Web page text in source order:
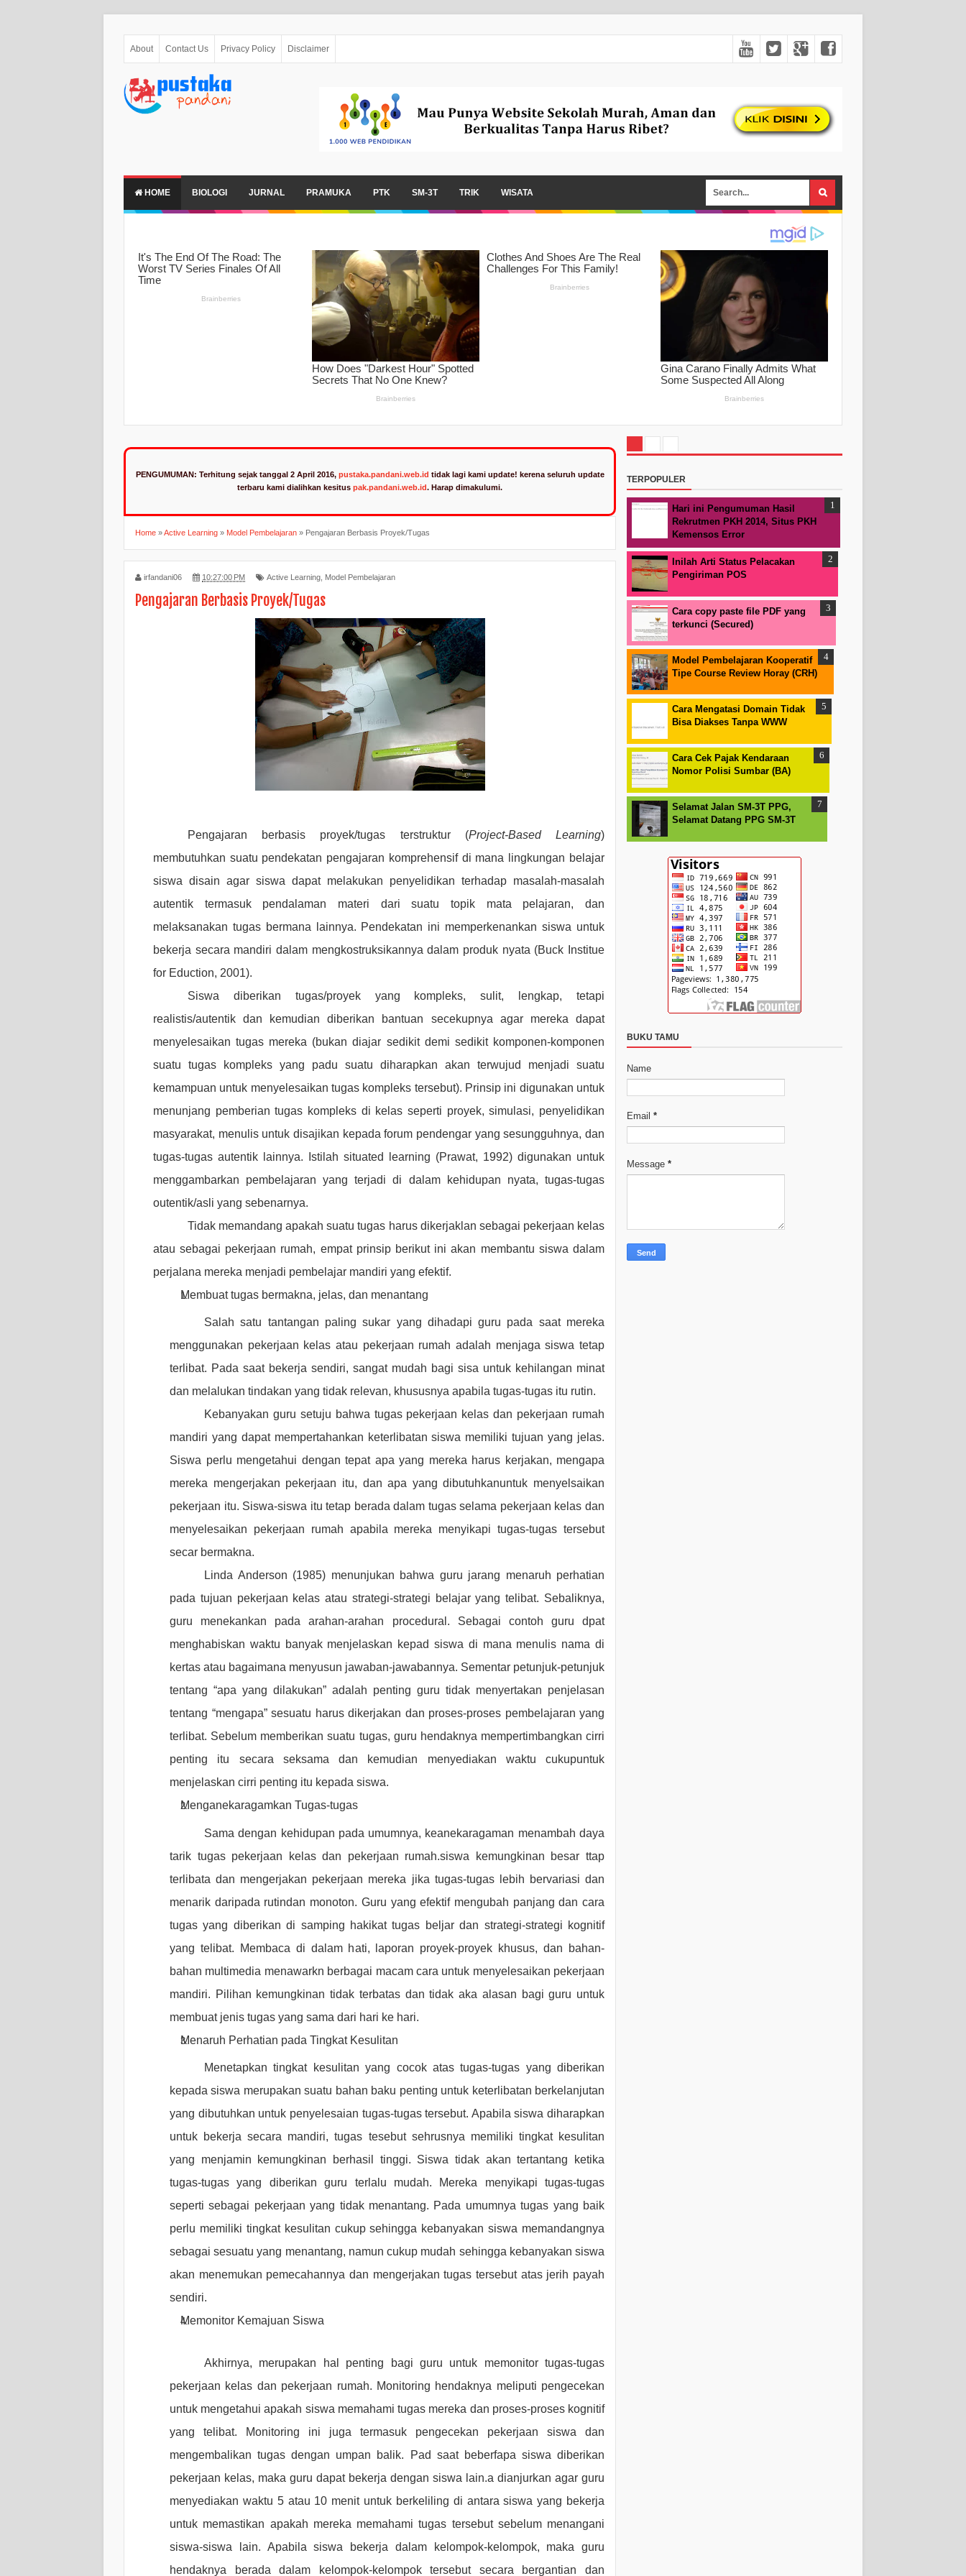
About Contact Us Privacy Policy Disclaimer
HOME BIOLOGI JURNAL PRAMUKA PTK SM-3T TRIK WISATA
PENGUMUMAN: Terhitung sejak tanggal 2 April 2016, pustaka.pandani.web.id tidak lagi kami update! kerena seluruh update
terbaru kami dialihkan kesitus pak.pandani.web.id. Harap dimakulumi.
Home »Active Learning » Model Pembelajaran » Pengajaran Berbasis Proyek/Tugas
irfandani06 10:27:00 PM Active Learning Model Pembelajaran
Pengajaran Berbasis Proyek/Tugas
Pengajaran berbasis proyek/tugas terstruktur (Project-Based Learning)
membutuhkan suatu pendekatan pengajaran komprehensif di mana lingkungan belajar
siswa disain agar siswa dapat melakukan penyelidikan terhadap masalah-masalah
autentik termasuk pendalaman materi dari suatu topik mata pelajaran, dan
melaksanakan tugas bermana lainnya. Pendekatan ini memperkenankan siswa untuk
bekerja secara mandiri dalam mengkostruksikannya dalam produk nyata (Buck Institue
for Eduction, 2001).
Siswa diberikan tugas/proyek yang kompleks, sulit, lengkap, tetapi
realistis/autentik dan kemudian diberikan bantuan secekupnya agar mereka dapat
menyelesaikan tugas mereka (bukan diajar sedikit demi sedikit komponen-komponen
suatu tugas kompleks yang padu suatu diharapkan akan terwujud menjadi suatu
kemampuan untuk menyelesaikan tugas kompleks tersebut). Prinsip ini digunakan untuk
menunjang pemberian tugas kompleks di kelas seperti proyek, simulasi, penyelidikan
masyarakat, menulis untuk disajikan kepada forum pendengar yang sesungguhnya, dan
tugas-tugas autentik lainnya. Istilah situated learning (Prawat, 1992) digunakan untuk
menggambarkan pembelajaran yang terjadi di dalam kehidupan nyata, tugas-tugas
outentik/asli yang sebenarnya.
Tidak memandang apakah suatu tugas harus dikerjaklan sebagai pekerjaan kelas
atau sebagai pekerjaan rumah, empat prinsip berikut ini akan membantu siswa dalam
perjalana mereka menjadi pembelajar mandiri yang efektif.
Membuat tugas bermakna, jelas, dan menantang
Salah satu tantangan paling sukar yang dihadapi guru pada saat mereka
menggunakan pekerjaan kelas atau pekerjaan rumah adalah menjaga siswa tetap
terlibat. Pada saat bekerja sendiri, sangat mudah bagi sisa untuk kehilangan minat
dan melalukan tindakan yang tidak relevan, khususnya apabila tugas-tugas itu rutin.
Kebanyakan guru setuju bahwa tugas pekerjaan kelas dan pekerjaan rumah
mandiri yang dapat mempertahankan keterlibatan siswa memiliki tujuan yang jelas.
Siswa perlu mengetahui dengan tepat apa yang mereka harus kerjakan, mengapa
mereka mengerjakan pekerjaan itu, dan apa yang dibutuhkanuntuk menyelsaikan
pekerjaan itu. Siswa-siswa itu tetap berada dalam tugas selama pekerjaan kelas dan
menyelesaikan pekerjaan rumah apabila mereka menyikapi tugas-tugas tersebut
secar bermakna.
Linda Anderson (1985) menunjukan bahwa guru jarang menaruh perhatian
pada tujuan pekerjaan kelas atau strategi-strategi belajar yang telibat. Sebaliknya,
guru menekankan pada arahan-arahan procedural. Sebagai contoh guru dpat
menghabiskan waktu banyak menjelaskan kepad siswa di mana menulis nama di
kertas atau bagaimana menyusun jawaban-jawabannya. Sementar petunjuk-petunjuk
tentang “apa yang dilakukan” adalah penting guru tidak menyertakan penjelasan
tentang “mengapa” sesuatu harus dikerjakan dan proses-proses pembelajaran yang
terlibat. Sebelum memberikan suatu tugas, guru hendaknya mempertimbangkan cirri
penting itu secara seksama dan kemudian menyediakan waktu cukupuntuk
menjelaskan cirri penting itu kepada siswa.
Menganekaragamkan Tugas-tugas
Sama dengan kehidupan pada umumnya, keanekaragaman menambah daya
tarik tugas pekerjaan kelas dan pekerjaan rumah.siswa kemungkinan besar ttap
terlibata dan mengerjakan pekerjaan mereka jika tugas-tugas lebih bervariasi dan
menarik daripada rutindan monoton. Guru yang efektif mengubah panjang dan cara
tugas yang diberikan di samping hakikat tugas beljar dan strategi-strategi kognitif
yang telibat. Membaca di dalam hati, laporan proyek-proyek khusus, dan bahan-
bahan multimedia menawarkn berbagai macam cara untuk menyelesaikan pekerjaan
mandiri. Pilihan kemungkinan tidak terbatas dan tidak aka alasan bagi guru untuk
membuat jenis tugas yang sama dari hari ke hari.
Menaruh Perhatian pada Tingkat Kesulitan
Menetapkan tingkat kesulitan yang cocok atas tugas-tugas yang diberikan
kepada siswa merupakan suatu bahan baku penting untuk keterlibatan berkelanjutan
yang dibutuhkan untuk penyelesaian tugas-tugas tersebut. Apabila siswa diharapkan
untuk bekerja secara mandiri, tugas tesebut sehrusnya memiliki tingkat kesulitan
yang menjamin kemungkinan berhasil tinggi. Siswa tidak akan tertantang ketika
tugas-tugas yang diberikan guru terlalu mudah. Mereka menyikapi tugas-tugas
seperti sebagai pekerjaan yang tidak menantang. Pada umumnya tugas yang baik
perlu memiliki tingkat kesulitan cukup sehingga kebanyakan siswa memandangnya
sebagai sesuatu yang menantang, namun cukup mudah sehingga kebanyakan siswa
akan menemukan pemecahannya dan mengerjakan tugas tersebut atas jerih payah
sendiri.
Memonitor Kemajuan Siswa
Akhirnya, merupakan hal penting bagi guru untuk memonitor tugas-tugas
pekerjaan kelas dan pekerjaan rumah. Monitoring hendaknya meliputi pengecekan
untuk mengetahui apakah siswa memahami tugas mereka dan proses-proses kognitif
yang telibat. Monitoring ini juga termasuk pengecekan pekerjaan siswa dan
mengembalikan tugas dengan umpan balik. Pad saat beberfapa siswa diberikan
pekerjaan kelas, maka guru dapat bekerja dengan siswa lain.a dianjurkan agar guru
menyediakan waktu 5 atau 10 menit untuk berkeliling di antara siswa yang bekerja
untuk memastikan apakah mereka memahami tugas tersebut sebelum menangani
siswa-siswa lain. Apabila siswa bekerja dalam kelompok-kelompok, maka guru
hendaknya berada dalam kelompok-kelompok tersebut secara bergantian dan
TERPOPULER
Hari ini Pengumuman Hasil
Rekrutmen PKH 2014, Situs PKH
Kemensos Error
Inilah Arti Status Pelacakan
Pengiriman POS
Cara copy paste file PDF yang
terkunci (Secured)
Model Pembelajaran Kooperatif
Tipe Course Review Horay (CRH)
Cara Mengatasi Domain Tidak
Bisa Diakses Tanpa WWW
Cara Cek Pajak Kendaraan
Nomor Polisi Sumbar (BA)
Selamat Jalan SM-3T PPG,
Selamat Datang PPG SM-3T
BUKU TAMU
Name
Email *
Message *